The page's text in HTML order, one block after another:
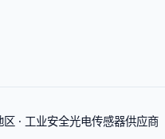
· 工业安全光电传感器供应商